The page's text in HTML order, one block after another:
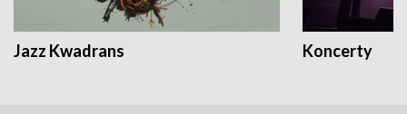
Jazz Kwadrans Koncerty